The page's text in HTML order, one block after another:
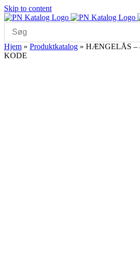
Skip to content
Hjem » Produktkatalog » HÆNGELÅS –
KODE